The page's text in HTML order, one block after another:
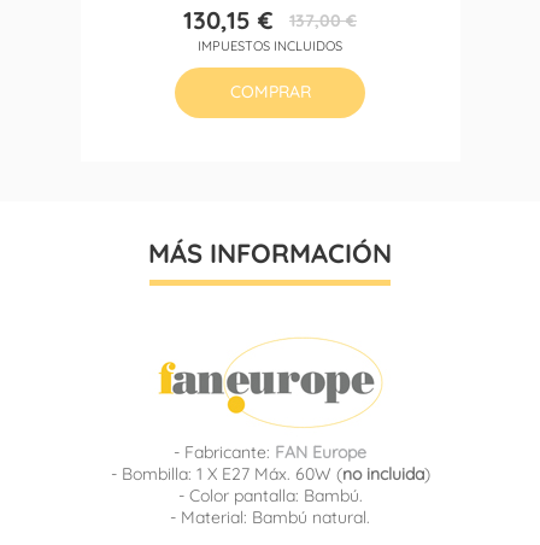
Precio
130,15 €Precio
base
137,00 €
IMPUESTOS INCLUIDOS
COMPRAR
MÁS INFORMACIÓN
- Fabricante: FAN Europe
- Bombilla: 1 X E27 Máx. 60W (no incluida)
- Color pantalla: Bambú.
- Material: Bambú natural.